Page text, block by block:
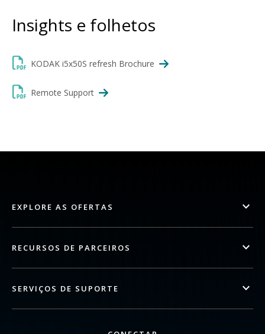
Insights e folhetos
KODAK i5x50S refresh Brochure
Remote Support
EXPLORE AS OFERTAS
RECURSOS DE PARCEIROS
SERVIÇOS DE SUPORTE